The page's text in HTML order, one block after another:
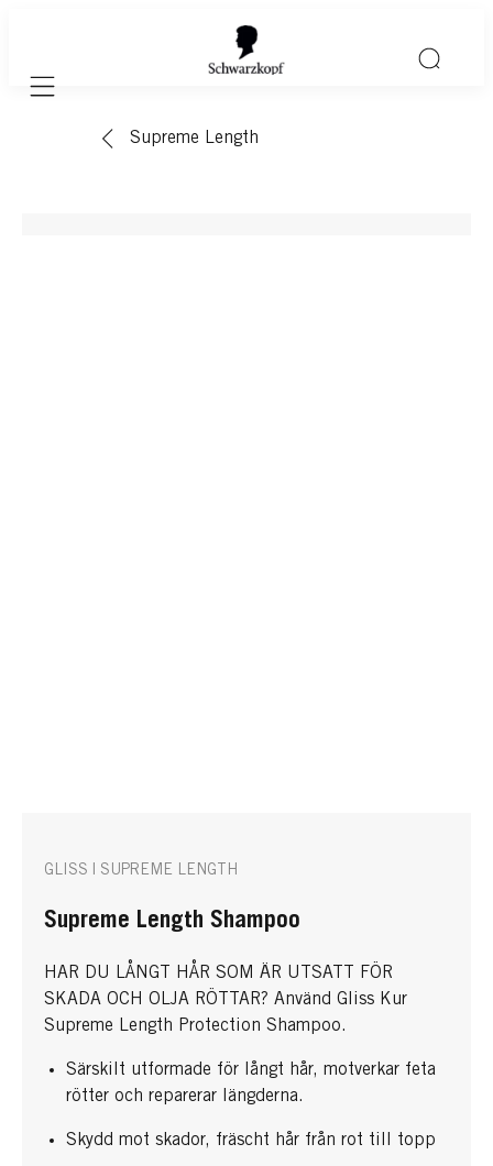
Mobile navigation
Supreme Length
GLISS | SUPREME LENGTH
Supreme Length Shampoo
HAR DU LÅNGT HÅR SOM ÄR UTSATT FÖR
SKADA OCH OLJA RÖTTAR? Använd Gliss Kur
Supreme Length Protection Shampoo.
Särskilt utformade för långt hår, motverkar feta
rötter och reparerar längderna.
Skydd mot skador, fräscht hår från rot till topp